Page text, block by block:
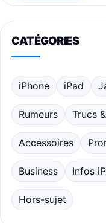
CATÉGORIES
iPhone iPad
Rumeurs Trucs
Accessoires
Business Infos
Hors-sujet